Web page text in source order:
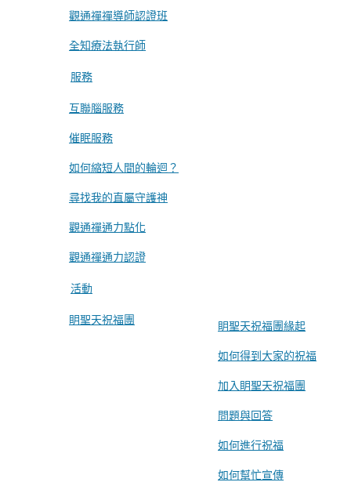
觀通禪禪導師認證班
全知療法執行師
服務
互聯腦服務
催眠服務
如何縮短人間的輪迴？
尋找我的直屬守護神
觀通禪通力點化
觀通禪通力認證
活動
眀聖天祝福團 眀聖天祝福團緣起
如何得到大家的祝福
加入眀聖天祝福團
問題與回答
如何進行祝福
如何幫忙宣傳